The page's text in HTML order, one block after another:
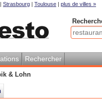
| Strasbourg | Toulouse | plus de villes »
Rechercher
& Lohn